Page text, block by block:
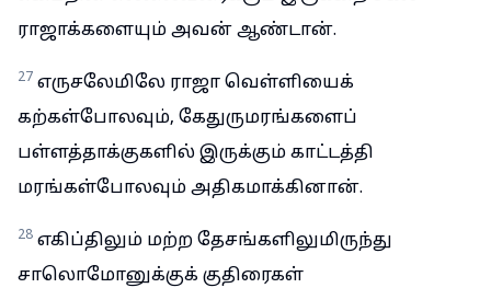
ராஜாக்களையும் அவன் ஆண்டான்.
27 எருசலேமிலே ராஜா வெள்ளியைக்
கற்கள்போலவும், கேதுருமரங்களைப்
பள்ளத்தாக்குகளில் இருக்கும் காட்டத்தி
மரங்கள்போலவும் அதிகமாக்கினான்.
28 எகிப்திலும் மற்ற தேசங்களிலுமிருந்து
சாலொமோனுக்குக் குதிரைகள்